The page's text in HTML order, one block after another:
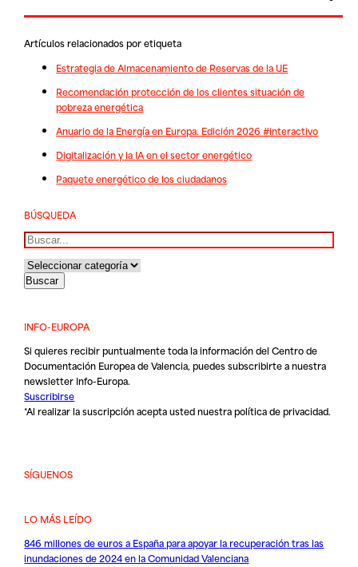
Artículos relacionados por etiqueta
Estrategia de Almacenamiento de Reservas de la UE
Recomendación protección de los clientes situación de
pobreza energética
Anuario de la Energía en Europa. Edición 2026 #interactivo
Digitalización y la IA en el sector energético
Paquete energético de los ciudadanos
BÚSQUEDA
Buscar
INFO-EUROPA
Si quieres recibir puntualmente toda la información del Centro de
Documentación Europea de Valencia, puedes subscribirte a nuestra
newsletter Info-Europa.
Suscribirse
*Al realizar la suscripción acepta usted nuestrapolítica de privacidad.
SÍGUENOS
LO MÁS LEÍDO
846 millones de euros a España para apoyar la recuperación tras las
inundaciones de 2024 en la Comunidad Valenciana